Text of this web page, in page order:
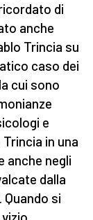
di
anche
Trincia su
caso dei
cui sono
e
in una
anche negli
dalla
si